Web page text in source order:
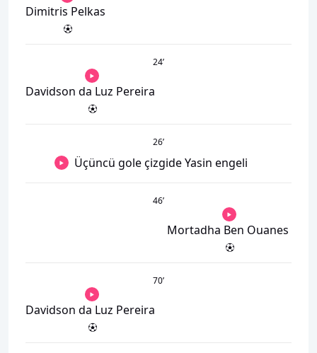
Dimitris Pelkas
24’
Davidson da Luz Pereira
26’
Üçüncü gole çizgide Yasin engeli
46’
Mortadha Ben Ouanes
70’
Davidson da Luz Pereira